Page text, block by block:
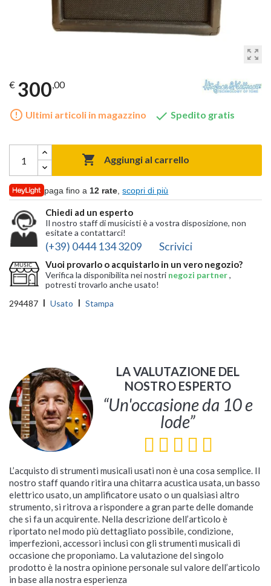
zoom_out_map
€ 300,00
error_outline Ultimi articoli in magazzino  Spedito gratis
 Aggiungi al carrello
paga fino a 12 rate ,scopri di più
Chiedi ad un esperto
Il nostro staff di musicisti è a vostra disposizione, non
esitate a contattarci!
(+39) 0444 134 3209 Scrivici
Vuoi provarlo o acquistarlo in un vero negozio?
Verifica la disponibilita nei nostri negozi partner,
potresti trovarlo anche usato!
294487
Usato Stampa
LA VALUTAZIONE DEL
NOSTRO ESPERTO
“Un'occasione da 10 e
lode”
L’acquisto di strumenti musicali usati non è una cosa semplice. Il
nostro staff quando ritira una chitarra acustica usata, un basso
elettrico usato, un amplificatore usato o un qualsiasi altro
strumento, si ritrova a rispondere a gran parte delle domande
che si fa un acquirente. Nella descrizione dell’articolo è
riportato nel modo più dettagliato possibile, condizione,
imperfezioni, accessori inclusi con gli strumenti musicali di
occasione che proponiamo. La valutazione del singolo
prodotto è la nostra opinione personale sul valore dell’articolo
in base alla nostra esperienza